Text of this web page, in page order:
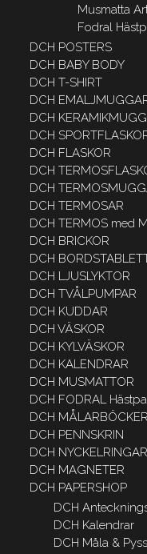
Musmatta
Fodral
DCH POSTERS
DCH BABY BODY
DCH T-SHIRT
DCH
DCH
DCH
DCH FLASKOR
DCH
DCH
DCH TERMOSAR
DCH TERMOS med
DCH BRICKOR
DCH
DCH LJUSLYKTOR
DCH TVÅLPUMPAR
DCH KUDDAR
DCH VÄSKOR
DCH KYLVÄSKOR
DCH KALENDRAR
DCH MUSMATTOR
DCH FODRAL
DCH MÅLARBÖCKER
DCH PENNSKRIN
DCH NYCKELRINGAR
DCH MAGNETER
DCH PAPERSHOP
DCH
DCH Kalendrar
DCH Måla &